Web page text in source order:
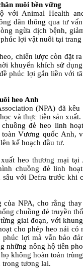
nuôi bền vững
với Animal Health
dân thông qua tư
ngừa dịch bệnh,
lợi vật nuôi tại
chiến lược còn đặt
khuyến khích sử
phúc lợi gắn liền với
heo Anh
(NPA) đã kêu
và thực tiễn sản
đẻ heo linh
Vương quốc Anh,
kế hoạch đầu tư.
heo thương mại tại
chuồng đẻ linh
sâu với Defra trước khi
của NPA, cho rằng
chuồng đẻ truyền
giai đoạn, với
cho phép heo nái có
lợi mà vẫn bảo
những nông hộ tiên
không hoàn toàn
trong tương lai.